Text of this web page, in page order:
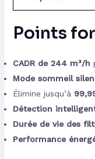
Points
CADR de 244 m³/h
Mode sommeil
Élimine jusqu’à
Détection
Durée de vie des
Performance